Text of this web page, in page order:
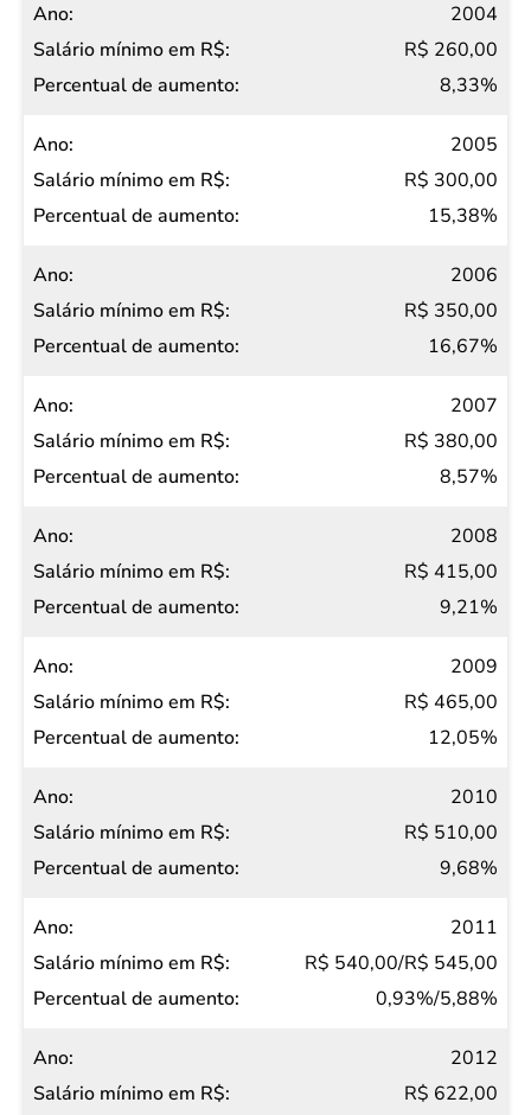
2004
R$ 260,00
8,33%
2005
R$ 300,00
15,38%
2006
R$ 350,00
16,67%
2007
R$ 380,00
8,57%
2008
R$ 415,00
9,21%
2009
R$ 465,00
12,05%
2010
R$ 510,00
9,68%
2011
R$ 540,00/R$ 545,00
0,93%/5,88%
2012
R$ 622,00